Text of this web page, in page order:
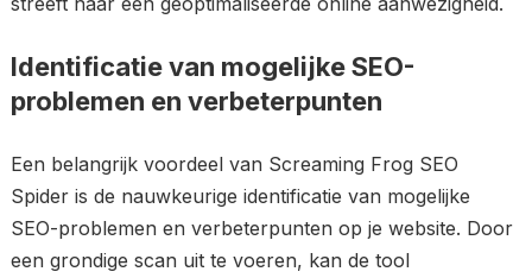
Identificatie van mogelijke SEO-
problemen en verbeterpunten
Een belangrijk voordeel van Screaming Frog SEO
Spider is de nauwkeurige identificatie van mogelijke
SEO-problemen en verbeterpunten op je website. Door
een grondige scan uit te voeren, kan de tool